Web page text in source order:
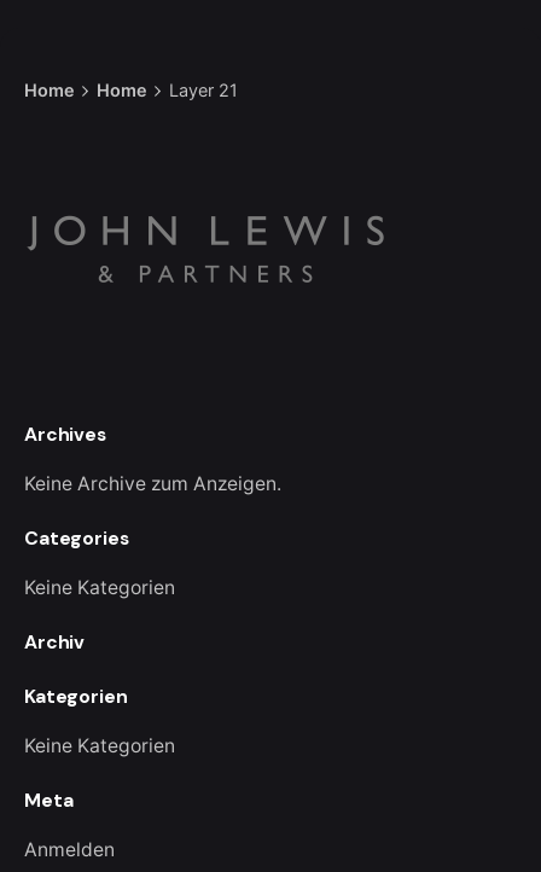
Home Home Layer 21
Archives
Keine Archive zum Anzeigen.
Categories
Keine Kategorien
Archiv
Kategorien
Keine Kategorien
Meta
Anmelden